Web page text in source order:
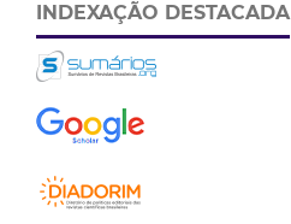
INDEXAÇÃO DESTACADA